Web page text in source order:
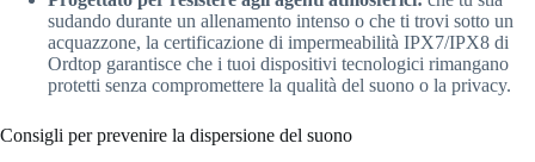
sudando durante un allenamento intenso o che ti trovi sotto un
acquazzone, la certificazione di impermeabilità IPX7/IPX8 di
Ordtop garantisce che i tuoi dispositivi tecnologici rimangano
protetti senza compromettere la qualità del suono o la privacy.
Consigli per prevenire la dispersione del suono